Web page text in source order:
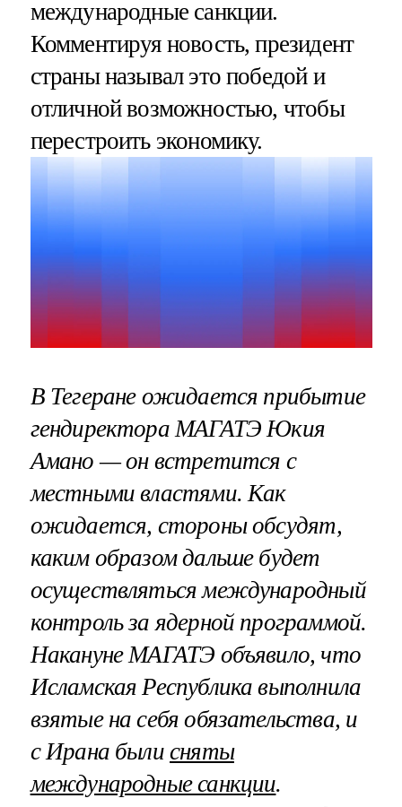
международные санкции.
Комментируя новость, президент
страны называл это победой и
отличной возможностью, чтобы
перестроить экономику.
В Тегеране ожидается прибытие
гендиректора МАГАТЭ Юкия
Амано — он встретится с
местными властями. Как
ожидается, стороны обсудят,
каким образом дальше будет
осуществляться международный
контроль за ядерной программой.
Накануне МАГАТЭ объявило, что
Исламская Республика выполнила
взятые на себя обязательства, и
с Ирана были сняты
международные санкции.